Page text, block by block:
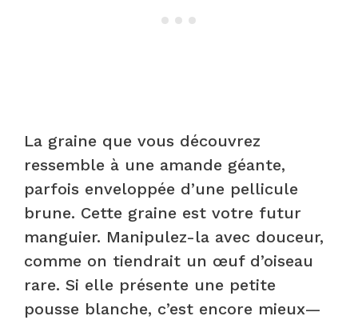
La graine que vous découvrez
ressemble à une amande géante,
parfois enveloppée d’une pellicule
brune. Cette graine est votre futur
manguier. Manipulez-la avec douceur,
comme on tiendrait un œuf d’oiseau
rare. Si elle présente une petite
pousse blanche, c’est encore mieux—